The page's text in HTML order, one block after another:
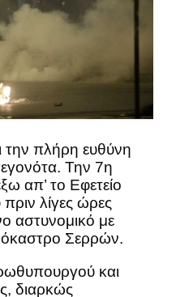
την πλήρη ευθύνη
Την 7η
απ’ το Εφετείο
λίγες ώρες
αστυνομικό με
Σερρών.
και
διαρκώς